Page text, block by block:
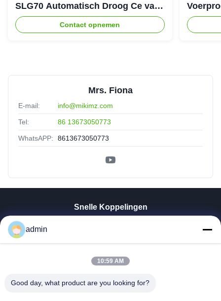
SLG70 Automatisch Droog Ce van
de de Schroefextruder Parallel
Tweeling
Contact opnemen
Mrs. Fiona
E-mail: info@mikimz.com
Tel: 86 13673050773
WhatsAPP: 8613673050773
Snelle Koppelingen
Over Ons
Kwaliteitscontrole
admin
10:59 AM
Good day, what product are you looking for?